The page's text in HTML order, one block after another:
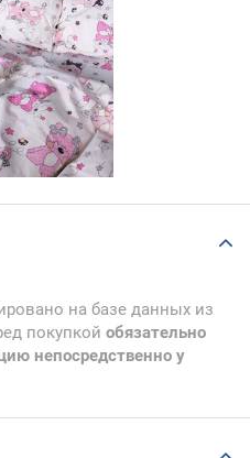
на базе данных из
покупкой обязательно
непосредственно у